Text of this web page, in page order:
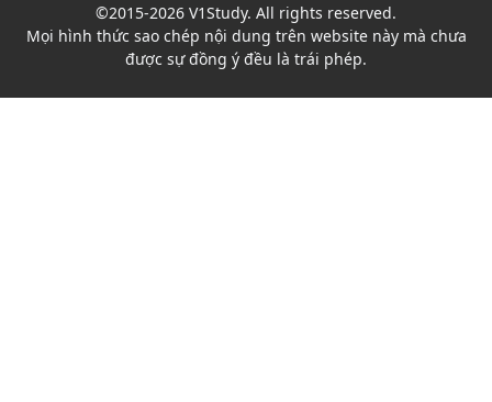
©2015-2026 V1Study. All rights reserved.
Mọi hình thức sao chép nội dung trên website này mà chưa
được sự đồng ý đều là trái phép.